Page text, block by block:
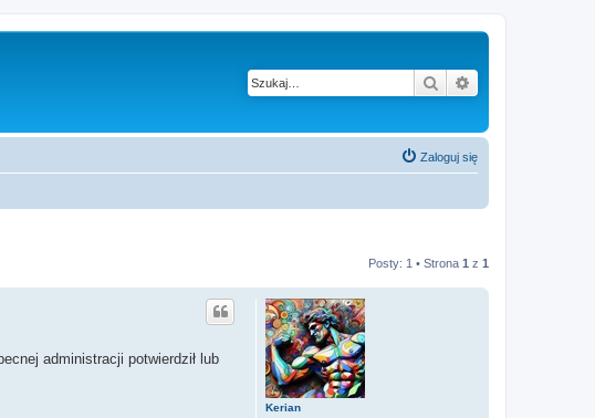
Szukaj
Zaloguj się
Posty: 1 • Strona 1 z 1
Kerian
administracji potwierdził lub